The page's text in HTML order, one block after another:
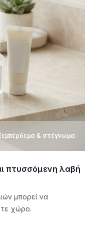
& στέγνωμα
πτυσσόμενη λαβή
μπορεί να
χώρο.